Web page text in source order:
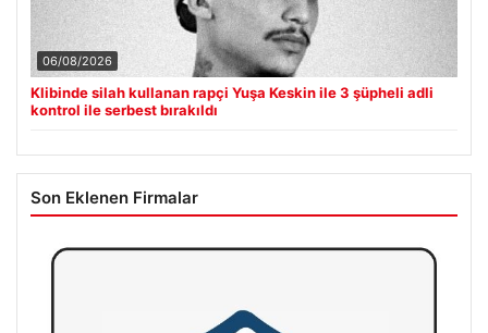
06/08/2026
Klibinde silah kullanan rapçi Yuşa Keskin ile 3 şüpheli adli
kontrol ile serbest bırakıldı
Son Eklenen Firmalar